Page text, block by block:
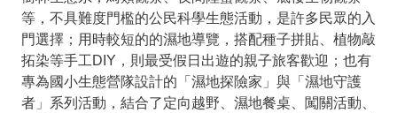
等，不具難度門檻的公民科學生態活動，是許多民眾的入
門選擇；用時較短的的濕地導覽，搭配種子拼貼、植物敲
拓染等手工DIY，則最受假日出遊的親子旅客歡迎；也有
專為國小生態營隊設計的「濕地探險家」與「濕地守護
者」系列活動，結合了定向越野、濕地餐桌、闖關活動、